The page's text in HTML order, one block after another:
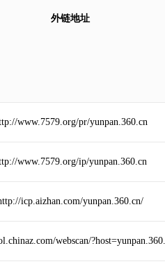
外链地址
www.7579.org/pr/yunpan.360.cn
www.7579.org/ip/yunpan.360.cn
icp.aizhan.com/yunpan.360.cn/
webscan/